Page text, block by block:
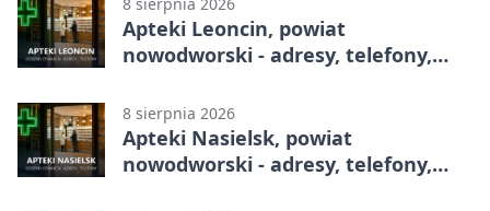
8 sierpnia 2026
Apteki Leoncin, powiat
nowodworski - adresy, telefony,
8 sierpnia 2026
Apteki Nasielsk, powiat
nowodworski - adresy, telefony,